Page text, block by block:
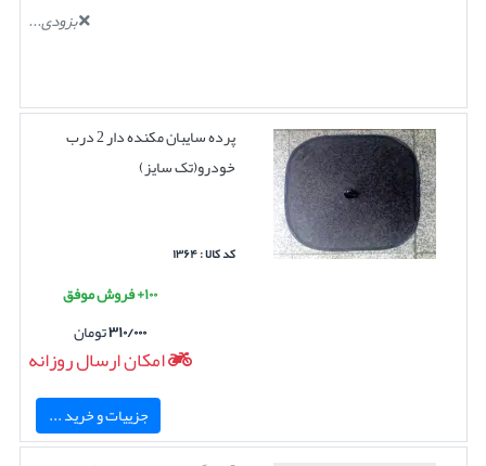
بزودی...
پرده سایبان مکنده دار 2 درب
خودرو(تک سایز)
کد کالا : ۱۳۶۴
۱۰۰+ فروش موفق
۳۱۰/۰۰۰تومان
امکان ارسال روزانه
جزییات و خرید ...